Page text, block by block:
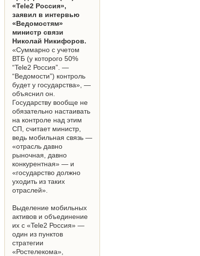
«Tele2 Россия»,
заявил в интервью
«Ведомостям»
министр связи
Николай Никифоров.
«Суммарно с учетом
ВТБ (у которого 50%
“Tele2 Россия”. —
“Ведомости”) контроль
будет у государства», —
объяснил он.
Государству вообще не
обязательно настаивать
на контроле над этим
СП, считает министр,
ведь мобильная связь —
«отрасль давно
рыночная, давно
конкурентная» — и
«государство должно
уходить из таких
отраслей».
Выделение мобильных
активов и объединение
их с «Tele2 Россия» —
один из пунктов
стратегии
«Ростелекома»,